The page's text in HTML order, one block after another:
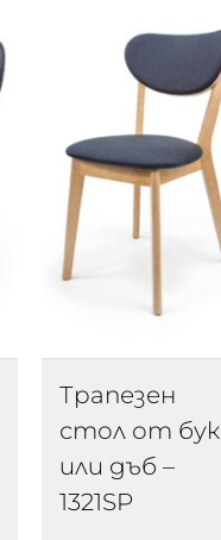
Трапезен
стол от бук
или дъб –
1321SP